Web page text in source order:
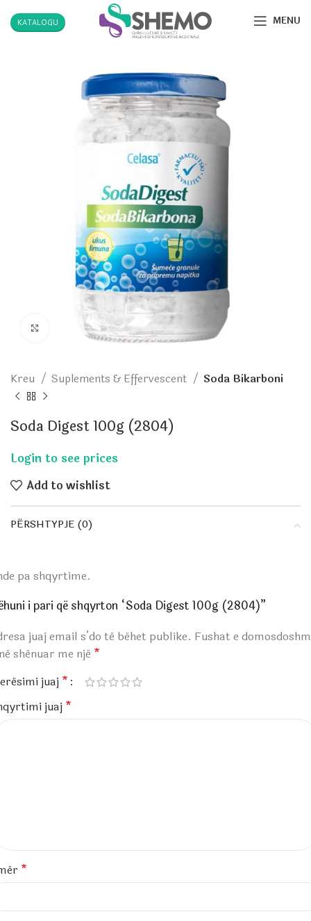
KATALOGU MENU
Click to enlarge
Kreu Suplements & Effervescent Soda Bikarboni
Soda Digest 100g (2804)
Add to wishlist
PËRSHTYPJE (0)
pa shqyrtime.
i pari që shqyrton “Soda Digest 100g (2804)”
juaj email s’do të bëhet publike. Fushat e
shënuar me një *
juaj *
juaj *
*